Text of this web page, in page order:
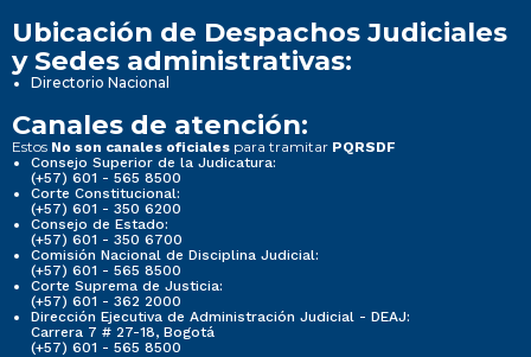
Ubicación de Despachos Judiciales
y Sedes administrativas:
Directorio Nacional
Canales de atención:
Estos No son canales oficiales para tramitar PQRSDF
Consejo Superior de la Judicatura:
(+57) 601 - 565 8500
Corte Constitucional:
(+57) 601 - 350 6200
Consejo de Estado:
(+57) 601 - 350 6700
Comisión Nacional de Disciplina Judicial:
(+57) 601 - 565 8500
Corte Suprema de Justicia:
(+57) 601 - 362 2000
Dirección Ejecutiva de Administración Judicial - DEAJ:
Carrera 7 # 27-18, Bogotá
(+57) 601 - 565 8500